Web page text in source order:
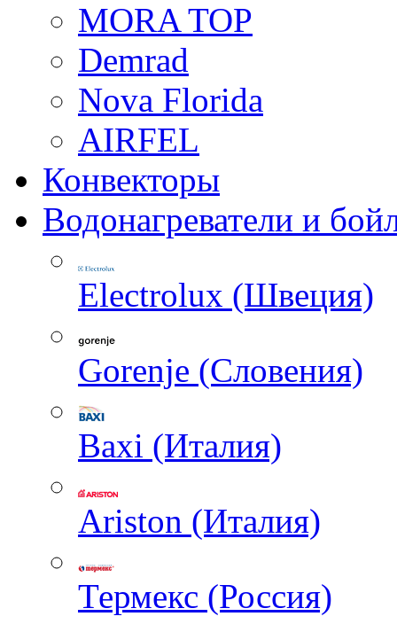
MORA TOP
Demrad
Nova Florida
AIRFEL
Конвекторы
Водонагреватели и
Electrolux (Швеция)
Gorenje (Словения)
Baxi (Италия)
Ariston (Италия)
Термекс (Россия)